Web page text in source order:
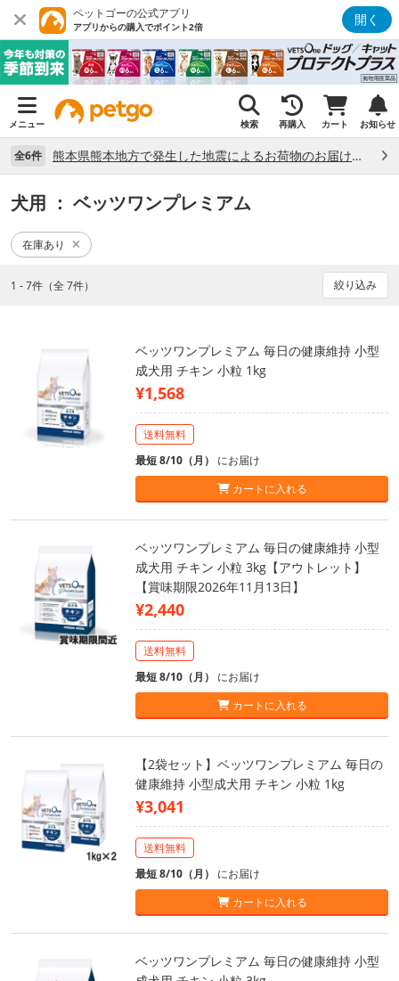
ペットゴーの公式アプリ
アプリからの購入でポイント2倍 開く
メニュー 検索 再購入 カート お知らせ
全6件 熊本県熊本地方で発生した地震によるお荷物のお届け状況について （7/28）
犬用 ： ベッツワンプレミアム
在庫あり
1 - 7件（全 7件） 絞り込み
ベッツワンプレミアム 毎日の健康維持 小型
成犬用 チキン 小粒 1kg
¥1,568
送料無料
最短 8/10（月） にお届け
カートに入れる
ベッツワンプレミアム 毎日の健康維持 小型
成犬用 チキン 小粒 3kg【アウトレット】
【賞味期限2026年11月13日】
¥2,440
送料無料
最短 8/10（月） にお届け
カートに入れる
【2袋セット】ベッツワンプレミアム 毎日の
健康維持 小型成犬用 チキン 小粒 1kg
¥3,041
送料無料
最短 8/10（月） にお届け
カートに入れる
ベッツワンプレミアム 毎日の健康維持 小型